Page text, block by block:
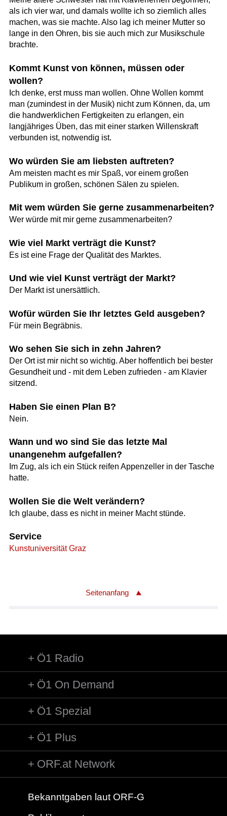
als ich vier war, und damals wollte ich so ziemlich alles
machen, was sie machte. Also lag ich meiner Mutter so
lange in den Ohren, bis sie auch mich zur Musikschule
brachte.
Kommt Kunst von können, müssen oder
wollen?
Ich denke, erst muss man wollen. Ohne Wollen kommt
man (zumindest in der Musik) nicht zum Können, da, um
die handwerklichen Fertigkeiten zu erlangen, ein
langjähriges Üben, das mit einer starken Willenskraft
verbunden ist, notwendig ist.
Wo würden Sie am liebsten auftreten?
Am meisten macht es mir Spaß, vor einem großen
Publikum in großen, schönen Sälen zu spielen.
Mit wem würden Sie gerne zusammenarbeiten?
Wer würde mit mir gerne zusammenarbeiten?
Wie viel Markt verträgt die Kunst?
Es ist eine Frage der Qualität des Marktes.
Und wie viel Kunst verträgt der Markt?
Der Markt ist unersättlich.
Wofür würden Sie Ihr letztes Geld ausgeben?
Für mein Begräbnis.
Wo sehen Sie sich in zehn Jahren?
Der Ort ist mir nicht so wichtig. Aber hoffentlich bei bester
Gesundheit und - mit dem Leben zufrieden - am Klavier
sitzend.
Haben Sie einen Plan B?
Nein.
Wann und wo sind Sie das letzte Mal
unangenehm aufgefallen?
Im Zug, als ich ein Stück reifen Appenzeller in der Tasche
hatte.
Wollen Sie die Welt verändern?
Ich glaube, dass es nicht in meiner Macht stünde.
Service
Kunstuniversität Graz
Seitenanfang
Ö1 Radio
Ö1 On Demand
Ö1 Spezial
Ö1 Plus
ORF.at Network
Bekanntgaben laut ORF-G